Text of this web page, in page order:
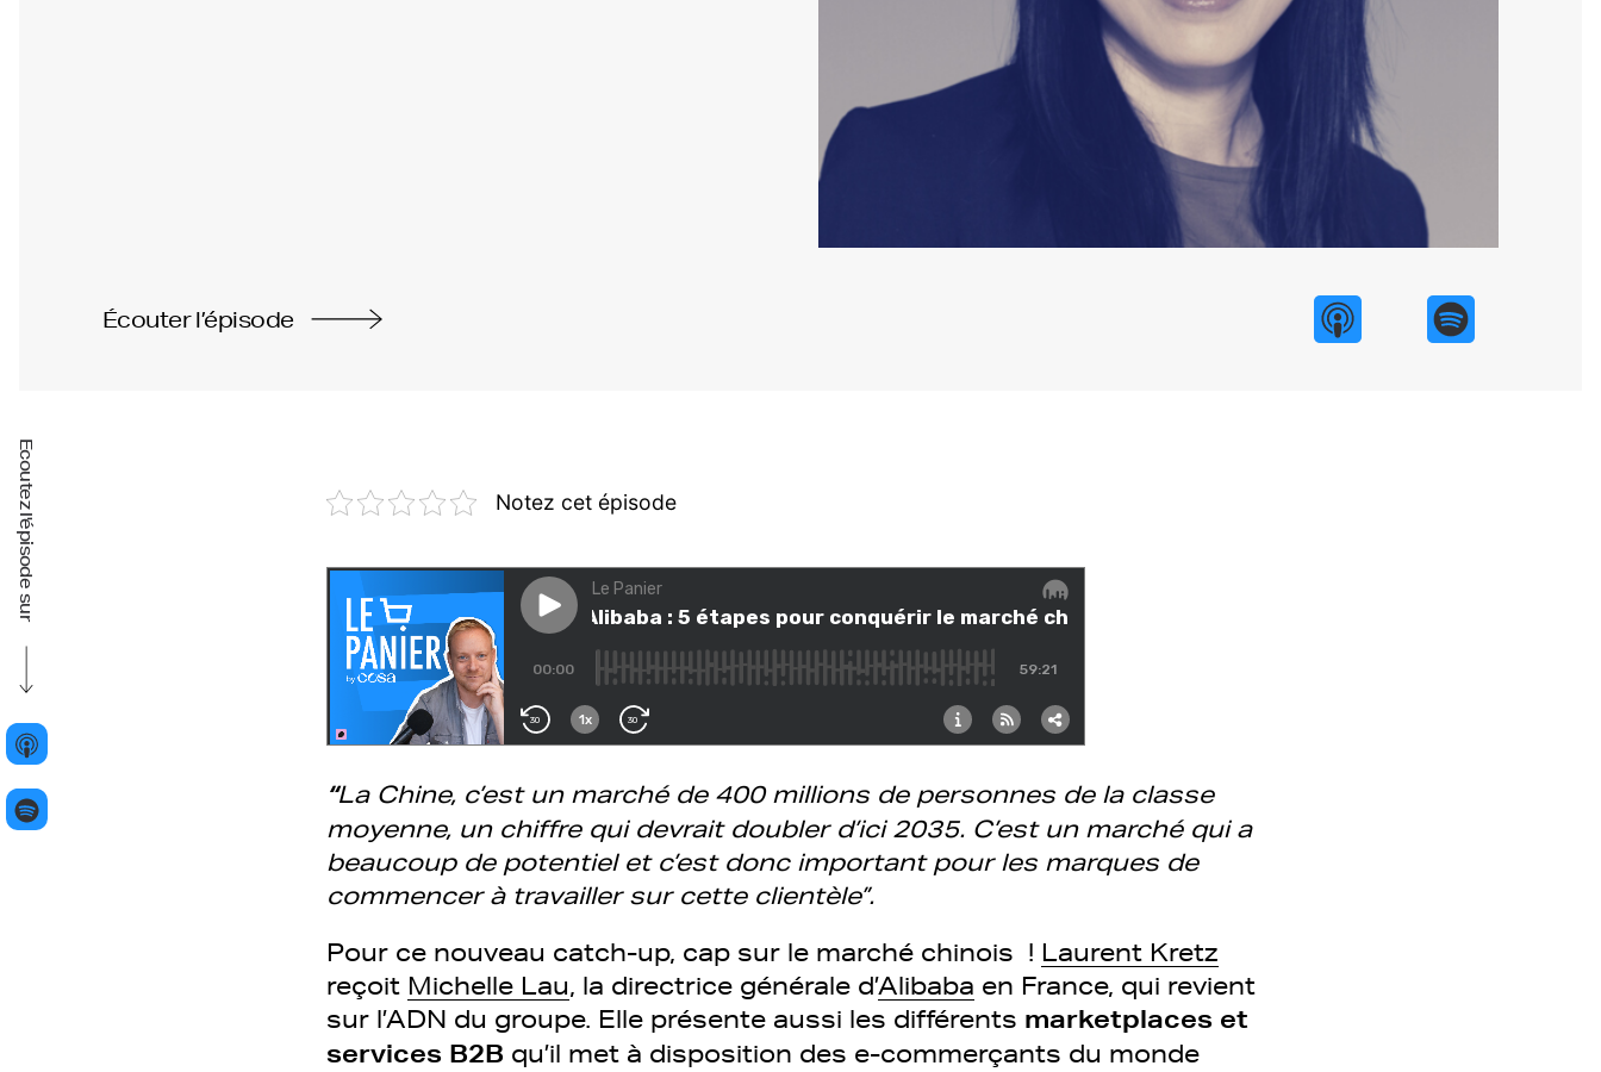
Écouter l’épisode
Ecoutez l'épisode sur Notez cet épisode
“La Chine, c’est un marché de 400 millions de personnes de la classe
moyenne, un chiffre qui devrait doubler d’ici 2035. C’est un marché qui a
beaucoup de potentiel et c’est donc important pour les marques de
commencer à travailler sur cette clientèle”.
Pour ce nouveau catch-up, cap sur le marché chinois ! Laurent Kretz
reçoit Michelle Lau, la directrice générale d’Alibaba en France, qui revient
sur l’ADN du groupe. Elle présente aussi les différents marketplaces et
services B2B qu’il met à disposition des e-commerçants du monde